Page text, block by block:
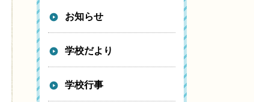
お知らせ
学校だより
学校行事